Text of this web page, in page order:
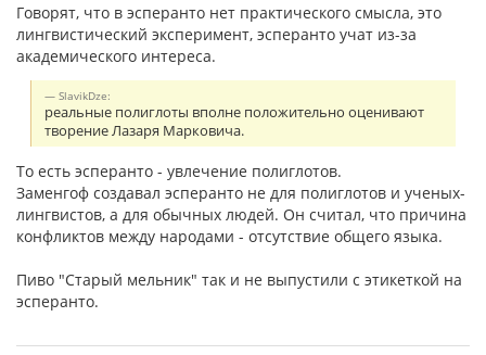
Говорят, что в эсперанто нет практического смысла, это
лингвистический эксперимент, эсперанто учат из-за
академического интереса.
SlavikDze:
реальные полиглоты вполне положительно оценивают
творение Лазаря Марковича.
То есть эсперанто - увлечение полиглотов.
Заменгоф создавал эсперанто не для полиглотов и ученых-
лингвистов, а для обычных людей. Он считал, что причина
конфликтов между народами - отсутствие общего языка.
Пиво "Старый мельник" так и не выпустили с этикеткой на
эсперанто.